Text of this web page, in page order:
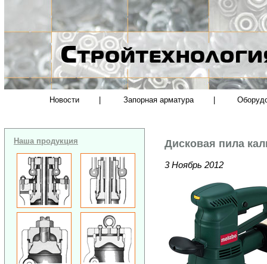
Новости Запорная арматура
Наша продукция Дисковая пила
3 Ноябрь 2012